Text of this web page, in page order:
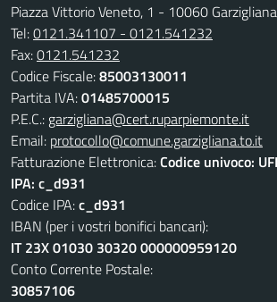
Piazza Vittorio Veneto, 1 - 10060
Tel:0121.341107 - 0121.541232
Fax:0121.541232
Codice Fiscale:85003130011
Partita IVA:01485700015
P.E.C.: garzigliana@cert.ruparpiemonte.it
Email: protocollo@comune.garzigliana.to.it
Fatturazione Elettronica:Codice univoco:
IPA: c_d931
Codice IPA:c_d931
IBAN (per i vostri bonifici bancari):
IT 23X 01030 30320 000000959120
Conto Corrente Postale:
30857106